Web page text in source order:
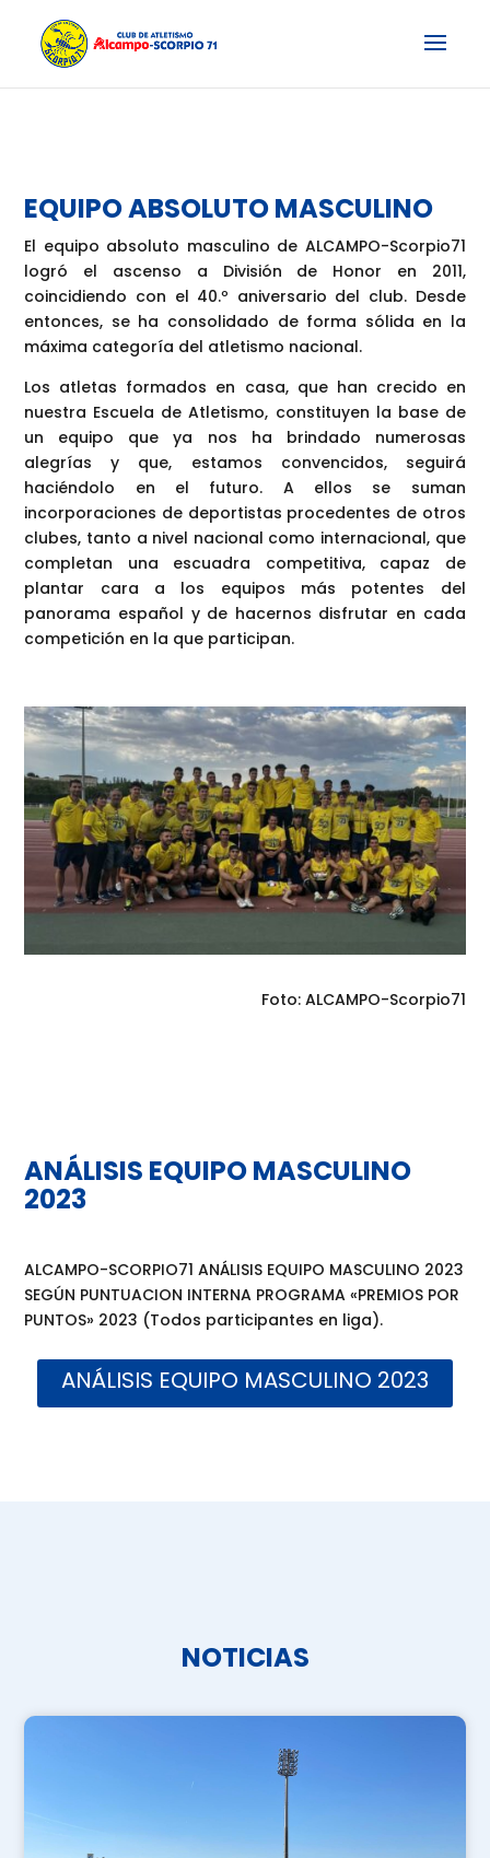
EQUIPO ABSOLUTO MASCULINO
El equipo absoluto masculino de ALCAMPO-Scorpio71
logró el ascenso a División de Honor en 2011,
coincidiendo con el 40.º aniversario del club. Desde
entonces, se ha consolidado de forma sólida en la
máxima categoría del atletismo nacional.
Los atletas formados en casa, que han crecido en
nuestra Escuela de Atletismo, constituyen la base de
un equipo que ya nos ha brindado numerosas
alegrías y que, estamos convencidos, seguirá
haciéndolo en el futuro. A ellos se suman
incorporaciones de deportistas procedentes de otros
clubes, tanto a nivel nacional como internacional, que
completan una escuadra competitiva, capaz de
plantar cara a los equipos más potentes del
panorama español y de hacernos disfrutar en cada
competición en la que participan.
Foto: ALCAMPO-Scorpio71
ANÁLISIS EQUIPO MASCULINO
2023
ALCAMPO-SCORPIO71 ANÁLISIS EQUIPO MASCULINO 2023
SEGÚN PUNTUACION INTERNA PROGRAMA «PREMIOS POR
PUNTOS» 2023 (Todos participantes en liga).
ANÁLISIS EQUIPO MASCULINO 2023
NOTICIAS